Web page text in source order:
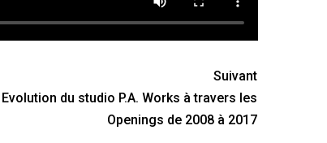
Suivant
Evolution du studio P.A. Works à travers les
Openings de 2008 à 2017